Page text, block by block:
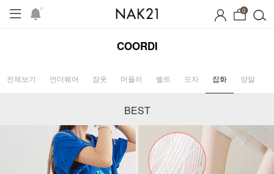
0
COORDI
전체보기 언더웨어 잠옷 머플러 벨트 모자 잡화 양말
BEST